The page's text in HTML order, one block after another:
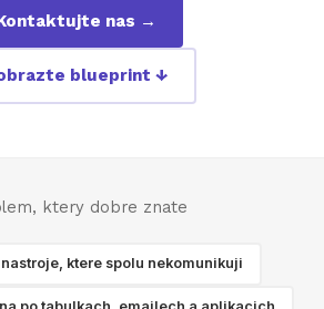
nas →
blueprint ↓
ktery dobre znate
ktere spolu nekomunikuji